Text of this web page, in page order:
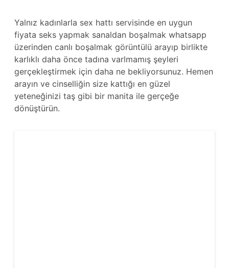
Yalnız kadınlarla sex hattı servisinde en uygun
fiyata seks yapmak sanaldan boşalmak whatsapp
üzerinden canlı boşalmak görüntülü arayıp birlikte
karlıklı daha önce tadına varlmamış şeyleri
gerçekleştirmek için daha ne bekliyorsunuz. Hemen
arayın ve cinselliğin size kattığı en güzel
yeteneğinizi taş gibi bir manita ile gerçeğe
dönüştürün.